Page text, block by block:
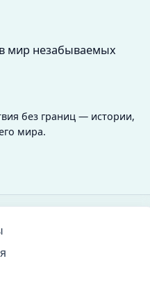
мир незабываемых
без границ — истории,
мира.